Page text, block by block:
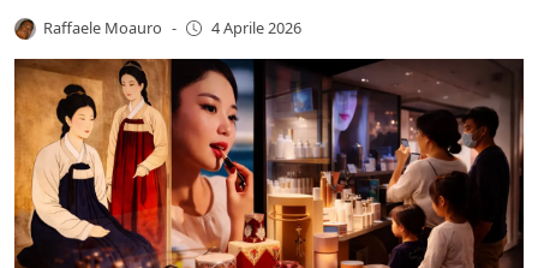
Raffaele Moauro - 4 Aprile 2026